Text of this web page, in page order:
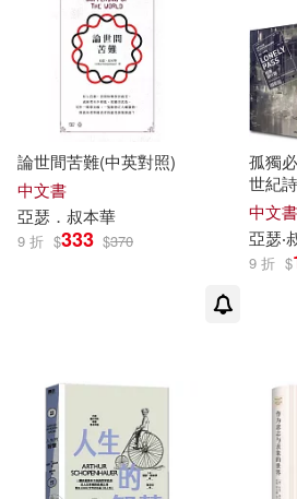
論世間苦難(中英對照)
中文書
亞瑟 ． 叔本華
9 折 $333 $370
孤獨
世紀
奏【
決之
中文書
亞瑟‧
9 折 $